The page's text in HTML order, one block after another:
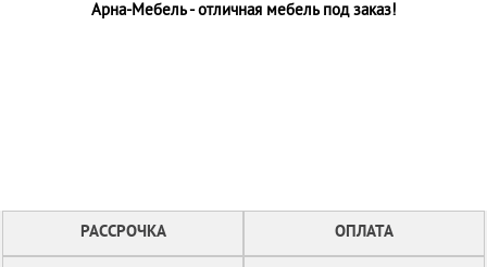
Арна-Мебель - отличная мебель под заказ!
РАССРОЧКА ОПЛАТА